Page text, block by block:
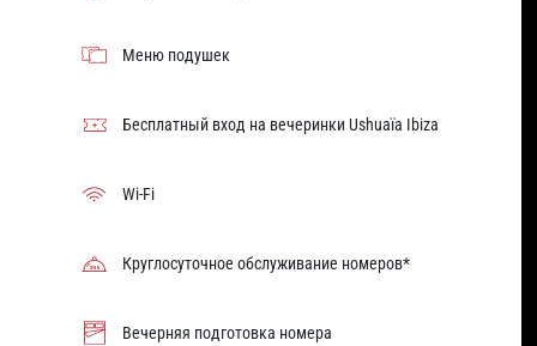
Меню подушек
Бесплатный вход на вечеринки Ushuaïa Ibiza
Wi-Fi
Круглосуточное обслуживание номеров*
Вечерняя подготовка номера